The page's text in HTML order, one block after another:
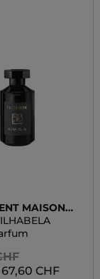
MAISON
67,60 CHF